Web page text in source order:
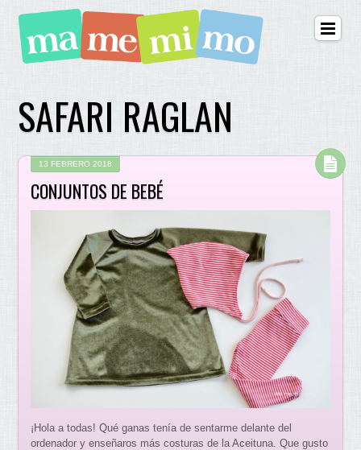
SAFARI RAGLAN
13 FEBRERO 2018
CONJUNTOS DE BEBÉ
¡Hola a todas! Qué ganas tenía de sentarme delante del
ordenador y enseñaros más costuras de la Aceituna. Que gusto